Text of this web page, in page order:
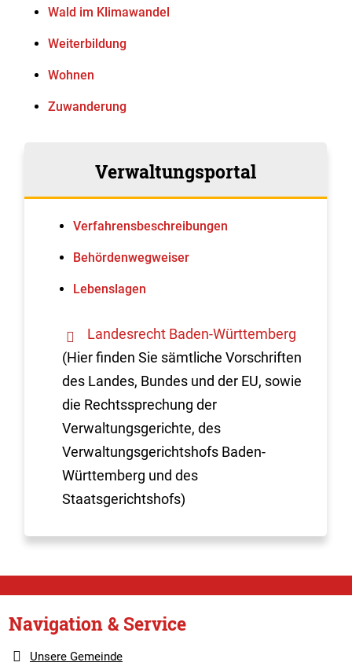
Wald im Klimawandel
Weiterbildung
Wohnen
Zuwanderung
Verwaltungsportal
Verfahrens­beschreibungen
Behördenwegweiser
Lebenslagen
Landesrecht Baden-Württemberg
(Hier finden Sie sämtliche Vorschriften
des Landes, Bundes und der EU, sowie
die Rechtssprechung der
Verwaltungsgerichte, des
Verwaltungsgerichtshofs Baden-
Württemberg und des
Staatsgerichtshofs)
Navigation & Service
Unsere Gemeinde